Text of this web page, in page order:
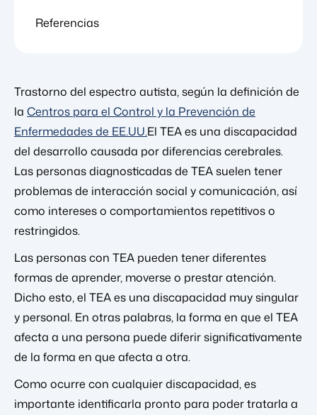
Referencias
Trastorno del espectro autista, según la definición de
la Centros para el Control y la Prevención de
Enfermedades de EE.UU.El TEA es una discapacidad
del desarrollo causada por diferencias cerebrales.
Las personas diagnosticadas de TEA suelen tener
problemas de interacción social y comunicación, así
como intereses o comportamientos repetitivos o
restringidos.
Las personas con TEA pueden tener diferentes
formas de aprender, moverse o prestar atención.
Dicho esto, el TEA es una discapacidad muy singular
y personal. En otras palabras, la forma en que el TEA
afecta a una persona puede diferir significativamente
de la forma en que afecta a otra.
Como ocurre con cualquier discapacidad, es
importante identificarla pronto para poder tratarla a